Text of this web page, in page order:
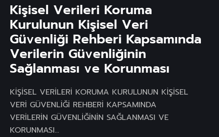
Kişisel Verileri Koruma
Kurulunun Kişisel Veri
Güvenliği Rehberi Kapsamında
Verilerin Güvenliğinin
Sağlanması ve Korunması
KİŞİSEL VERİLERİ KORUMA KURULUNUN KİŞİSEL
VERİ GÜVENLİĞİ REHBERİ KAPSAMINDA
VERİLERİN GÜVENLİĞİNİN SAĞLANMASI VE
KORUNMASI...